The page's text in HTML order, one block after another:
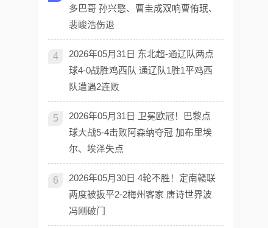
多巴哥 孙兴慜、曹圭成双响曹侑珉、
裴峻浩伤退
4
2026年05月31日 东北超-通辽队两点
球4-0战胜鸡西队 通辽队1胜1平鸡西
队遭遇2连败
5
2026年05月31日 卫冕欧冠！巴黎点
球大战5-4击败阿森纳夺冠 加布里埃
尔、埃泽失点
6
2026年05月30日 4轮不胜！定南赣联
两度被扳平2-2梅州客家 唐诗世界波
冯刚破门